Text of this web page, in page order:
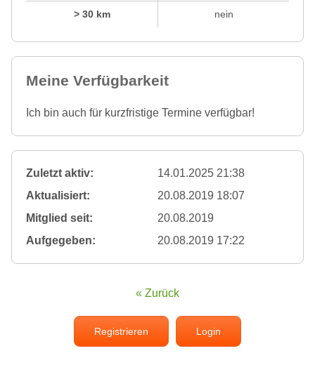
> 30 km nein
Meine Verfügbarkeit
Ich bin auch für kurzfristige Termine verfügbar!
Zuletzt aktiv:
14.01.2025 21:38
Aktualisiert:
20.08.2019 18:07
Mitglied seit:
20.08.2019
Aufgegeben:
20.08.2019 17:22
« Zurück
Registrieren Login